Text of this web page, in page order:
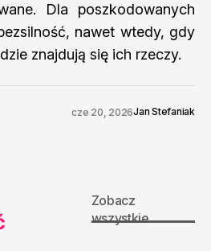
Dla poszkodowanych
nawet wtedy, gdy
znajdują się ich rzeczy.
cze 20, 2026Jan Stefaniak
Zobacz
wszystkie